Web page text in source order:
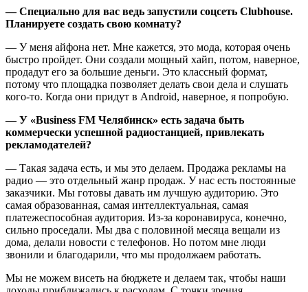
— Специально для вас ведь запустили соцсеть Clubhouse.
Планируете создать свою комнату?
— У меня айфона нет. Мне кажется, это мода, которая очень
быстро пройдет. Они создали мощный хайп, потом, наверное,
продадут его за большие деньги. Это классный формат,
потому что площадка позволяет делать свои дела и слушать
кого-то. Когда они придут в Android, наверное, я попробую.
— У «Business FM Челябинск» есть задача быть
коммерчески успешной радиостанцией, привлекать
рекламодателей?
— Такая задача есть, и мы это делаем. Продажа рекламы на
радио — это отдельный жанр продаж. У нас есть постоянные
заказчики. Мы готовы давать им лучшую аудиторию. Это
самая образованная, самая интеллектуальная, самая
платежеспособная аудитория. Из-за коронавируса, конечно,
сильно проседали. Мы два с половиной месяца вещали из
дома, делали новости с телефонов. Но потом мне люди
звонили и благодарили, что мы продолжаем работать.
Мы не можем висеть на бюджете и делаем так, чтобы наши